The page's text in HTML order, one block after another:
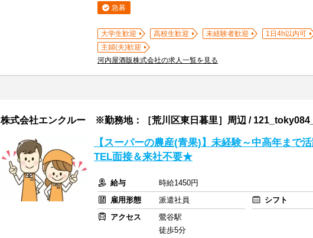
急募
大学生歓迎 高校生歓迎 未経験者歓迎
1日4h以内可
主婦(夫)歓迎
河内屋酒販株式会社の求人一覧を見る
株式会社エンクルー ※勤務地：［荒川区東日暮里］周辺 /
【スーパーの農産(青果)】未経験～中高年まで
TEL面接＆来社不要★
給与
時給1450円
雇用形態
派遣社員 シフト
アクセス
鶯谷駅
徒歩5分